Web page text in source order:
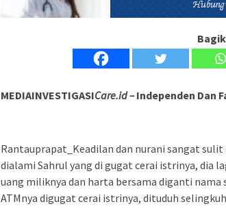
MEDIAINVESTIGASICare.id –Independen Dan
Rantauprapat_Keadilan dan nurani sangat
dialami Sahrul yang di gugat cerai istrinya, dia
uang miliknya dan harta bersama diganti
ATMnya digugat cerai istrinya, dituduh